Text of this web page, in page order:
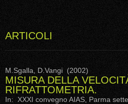
ARTICOLI
M.Sgalla, D.Vangi (2002)
MISURA DELLA
RIFRATTOMETRIA.
In: XXXI convegno AIAS, Parma